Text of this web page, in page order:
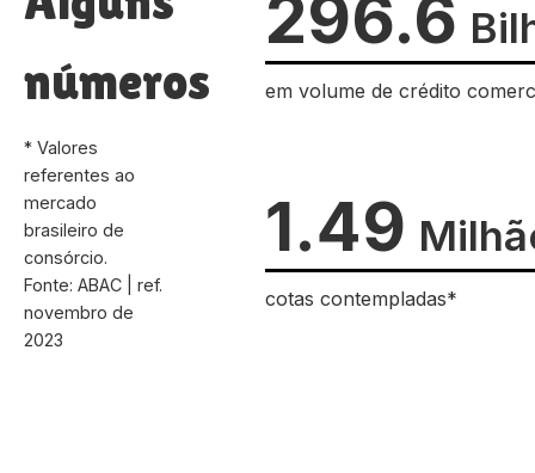
números
* Valores
referentes ao
mercado
brasileiro de
consórcio.
Fonte: ABAC | ref.
novembro de
2023
296.6
em volume de crédito
1.49
cotas contempladas*